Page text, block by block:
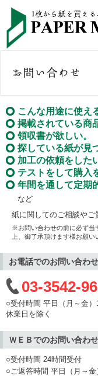
こんな用途に使え
掲載されている商
領収書が欲しい。
探している紙が見
加工の依頼をした
テストをして購入
年間を通して定期
など
紙に関してのご相談やご
※お問い合わせの前に必ず当
上、御了承頂けます様お願い
お電話でのお問い合わせ
03-3542-
○受付時間 平日（月～金
休業日を除く
ＷＥＢでのお問い合わせ
○受付時間 24時間受付
○ご返答時間 平日（月～